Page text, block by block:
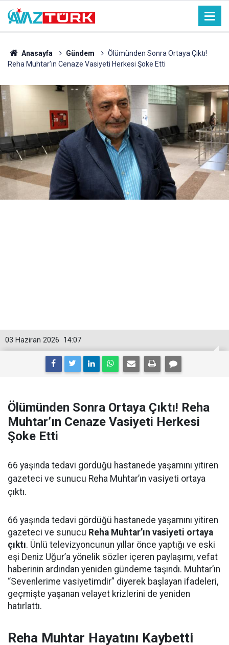
Anasayfa Gündem
Ölümünden Sonra Ortaya Çıktı!
Reha Muhtar’ın Cenaze Vasiyeti Herkesi Şoke Etti
14:07
03 Haziran 2026
Ölümünden Sonra Ortaya Çıktı! Reha
Muhtar’ın Cenaze Vasiyeti Herkesi
Şoke Etti
66 yaşında tedavi gördüğü hastanede yaşamını yitiren
gazeteci ve sunucu Reha Muhtar’ın vasiyeti ortaya
çıktı.
66 yaşında tedavi gördüğü hastanede yaşamını yitiren
gazeteci ve sunucu Reha Muhtar’ın vasiyeti ortaya
çıktı. Ünlü televizyoncunun yıllar önce yaptığı ve eski
eşi Deniz Uğur’a yönelik sözler içeren paylaşımı, vefat
haberinin ardından yeniden gündeme taşındı. Muhtar’ın
“Sevenlerime vasiyetimdir” diyerek başlayan ifadeleri,
geçmişte yaşanan velayet krizlerini de yeniden
hatırlattı.
Reha Muhtar Hayatını Kaybetti